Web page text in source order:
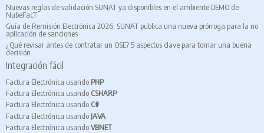
Nuevas reglas de validación SUNAT ya disponibles en el ambiente DEMO de
NubeFacT
Guía de Remisión Electrónica 2026: SUNAT publica una nueva prórroga para la no
aplicación de sanciones
¿Qué revisar antes de contratar un OSE? 5 aspectos clave para tomar una buena
decisión
Integración fácil
Factura Electrónica usando PHP
Factura Electrónica usando CSHARP
Factura Electrónica usando C#
Factura Electrónica usando JAVA
Factura Electrónica usandoVBNET